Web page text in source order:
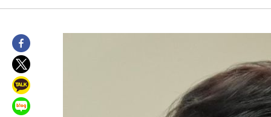
3시간 전 >[속보]원·달러 환율, 0.7원 내린 1423.8원 마감
5시간 전 >
7시간 전 >
-12885초 전 >
'월드컵 탈락 후폭풍' 축구협회…11시간 걸린 초유의 압수수
-12321초 전 >
[속보] 뉴욕증시, 혼조 출발…나스닥 0.3%↓, 다우 0.14%↑
-11114초 전 >
축구협회, 15년 전 심판 성 접대 파문에 "현재는 내부 지침 준